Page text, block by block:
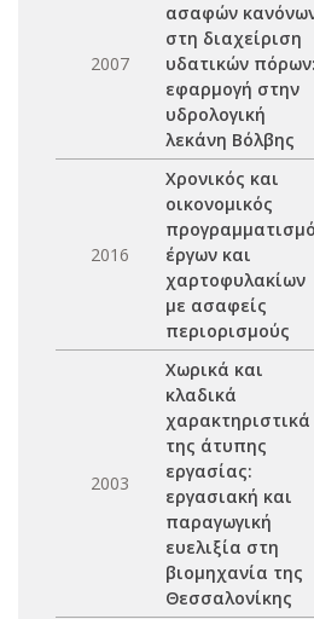
2007
ασαφών
στη διαχείριση
υδατικών πόρων:
εφαρμογή στην
υδρολογική
λεκάνη Βόλβης
2016
Χρονικός και
οικονομικός
έργων και
χαρτοφυλακίων
με ασαφείς
περιορισμούς
2003
Χωρικά και
κλαδικά
χαρακτηριστικά
της άτυπης
εργασίας:
εργασιακή και
παραγωγική
ευελιξία στη
βιομηχανία της
Θεσσαλονίκης